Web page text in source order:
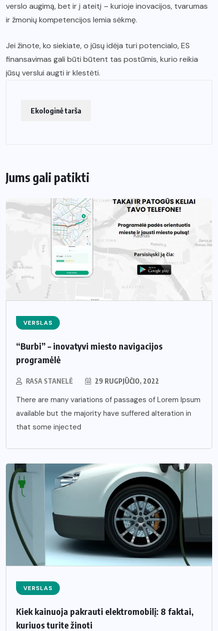
verslo augimą, bet ir į ateitį – kurioje inovacijos, tvarumas
ir žmonių kompetencijos lemia sėkmę.
Jei žinote, ko siekiate, o jūsų idėja turi potencialo, ES
finansavimas gali būti būtent tas postūmis, kurio reikia
jūsų verslui augti ir klestėti.
Ekologinė tarša
Jums gali patikti
VERSLAS
“Burbi” – inovatyvi miesto navigacijos
programėlė
RASA STANELĖ 29 RUGPJŪČIO, 2022
There are many variations of passages of Lorem Ipsum
available but the majority have suffered alteration in
that some injected
VERSLAS
Kiek kainuoja pakrauti elektromobilį: 8 faktai,
kuriuos turite žinoti